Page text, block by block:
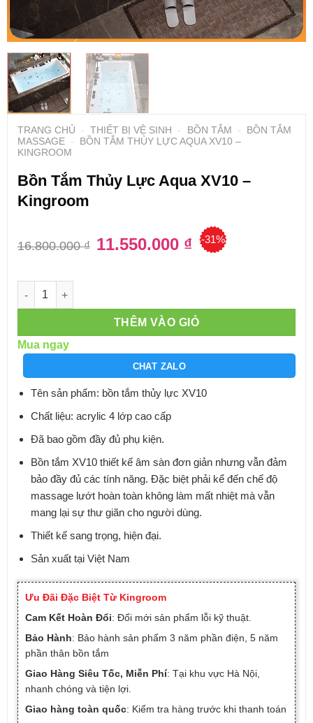
TRANG CHỦ - THIẾT BỊ VỆ SINH - BỒN TẮM -
BỒN TẮM
MASSAGE -
BỒN TẮM THỦY LỰC AQUA XV10 –
KINGROOM
Bồn Tắm Thủy Lực Aqua XV10 –
Kingroom
16.800.000₫
Giá
gốc
11.550.000 ₫Giá
hiện
-31%
Số lượng
THÊM VÀO GIỎ
Mua ngay
CHAT ZALO
Tên sản phẩm: bồn tắm thủy lực XV10
Chất liệu: acrylic 4 lớp cao cấp
Đã bao gồm đầy đủ phụ kiện.
Bồn tắm XV10 thiết kế âm sàn đơn giản nhưng vẫn đảm
bảo đầy đủ các tính năng. Đặc biệt phải kể đến chế độ
massage lướt hoàn toàn không làm mất nhiệt mà vẫn
mang lại sự thư giãn cho người dùng.
Thiết kế sang trọng, hiện đại.
Sản xuất tại Việt Nam
Ưu Đãi Đặc Biệt Từ Kingroom
Cam Kết Hoàn Đổi: Đổi mới sản phẩm lỗi kỹ thuật.
Bảo Hành: Bảo hành sản phẩm 3 năm phần điện, 5 năm
phần thân bồn tắm
Giao Hàng Siêu Tốc, Miễn Phí: Tại khu vực Hà Nội,
nhanh chóng và tiện lợi.
Giao hàng toàn quốc: Kiểm tra hàng trước khi thanh toán